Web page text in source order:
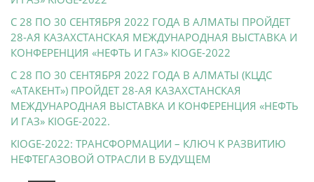
С 28 ПО 30 СЕНТЯБРЯ 2022 ГОДА В АЛМАТЫ ПРОЙДЕТ
28-АЯ КАЗАХСТАНСКАЯ МЕЖДУНАРОДНАЯ ВЫСТАВКА И
КОНФЕРЕНЦИЯ «НЕФТЬ И ГАЗ» KIOGE-2022
С 28 ПО 30 СЕНТЯБРЯ 2022 ГОДА В АЛМАТЫ (КЦДС
«АТАКЕНТ») ПРОЙДЕТ 28-АЯ КАЗАХСТАНСКАЯ
МЕЖДУНАРОДНАЯ ВЫСТАВКА И КОНФЕРЕНЦИЯ «НЕФТЬ
И ГАЗ» KIOGE-2022.
KIOGE-2022: ТРАНСФОРМАЦИИ – КЛЮЧ К РАЗВИТИЮ
НЕФТЕГАЗОВОЙ ОТРАСЛИ В БУДУЩЕМ